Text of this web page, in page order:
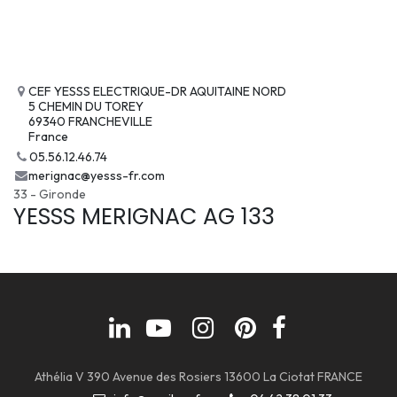
CEF YESSS ELECTRIQUE-DR AQUITAINE NORD
5 CHEMIN DU TOREY
69340 FRANCHEVILLE
France
05.56.12.46.74
merignac@yesss-fr.com
33 - Gironde
YESSS MERIGNAC AG 133
Athélia V 390 Avenue des Rosiers 13600 La Ciotat FRANCE